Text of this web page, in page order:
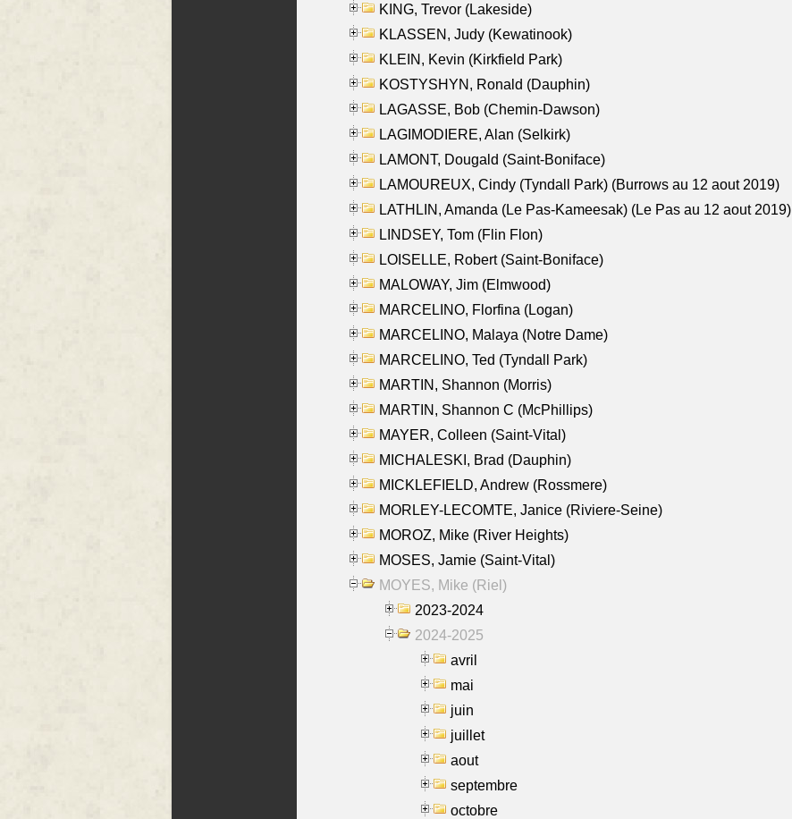
KING, Trevor (Lakeside)
KLASSEN, Judy (Kewatinook)
KLEIN, Kevin (Kirkfield Park)
KOSTYSHYN, Ronald (Dauphin)
LAGASSE, Bob (Chemin-Dawson)
LAGIMODIERE, Alan (Selkirk)
LAMONT, Dougald (Saint-Boniface)
LAMOUREUX, Cindy (Tyndall Park) (Burrows au 12 aout 2019)
LATHLIN, Amanda (Le Pas-Kameesak) (Le Pas au 12 aout 2019)
LINDSEY, Tom (Flin Flon)
LOISELLE, Robert (Saint-Boniface)
MALOWAY, Jim (Elmwood)
MARCELINO, Florfina (Logan)
MARCELINO, Malaya (Notre Dame)
MARCELINO, Ted (Tyndall Park)
MARTIN, Shannon (Morris)
MARTIN, Shannon C (McPhillips)
MAYER, Colleen (Saint-Vital)
MICHALESKI, Brad (Dauphin)
MICKLEFIELD, Andrew (Rossmere)
MORLEY-LECOMTE, Janice (Riviere-Seine)
MOROZ, Mike (River Heights)
MOSES, Jamie (Saint-Vital)
MOYES, Mike (Riel)
2023-2024
2024-2025
avril
mai
juin
juillet
aout
septembre
octobre